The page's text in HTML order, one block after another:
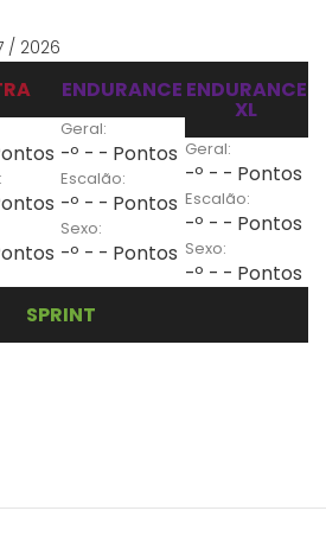
/ 2026
ENDURANCE
Geral:
-º - - Pontos
Escalão:
-º - - Pontos
Sexo:
-º - - Pontos
ENDURANCE
XL
Geral:
-º - - Pontos
Escalão:
-º - - Pontos
Sexo:
-º - - Pontos
SPRINT